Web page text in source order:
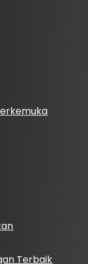
Terbaik